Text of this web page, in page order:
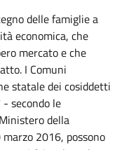
delle famiglie a
economica, che
mercato e che
I Comuni
statale dei cosiddetti
secondo le
della
2016, possono